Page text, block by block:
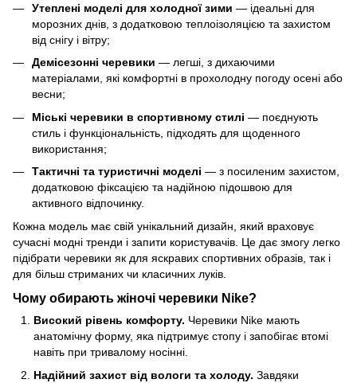
Утеплені моделі для холодної зими — ідеальні для
морозних днів, з додатковою теплоізоляцією та захистом
від снігу і вітру;
Демісезонні черевики — легші, з дихаючими
матеріалами, які комфортні в прохолодну погоду осені або
весни;
Міські черевики в спортивному стилі — поєднують
стиль і функціональність, підходять для щоденного
використання;
Тактичні та туристичні моделі — з посиленим захистом,
додатковою фіксацією та надійною підошвою для
активного відпочинку.
Кожна модель має свій унікальний дизайн, який враховує
сучасні модні тренди і запити користувачів. Це дає змогу легко
підібрати черевики як для яскравих спортивних образів, так і
для більш стриманих чи класичних луків.
Чому обирають жіночі черевики Nike?
Високий рівень комфорту. Черевики Nike мають
анатомічну форму, яка підтримує стопу і запобігає втомі
навіть при тривалому носінні.
Надійний захист від вологи та холоду. Завдяки